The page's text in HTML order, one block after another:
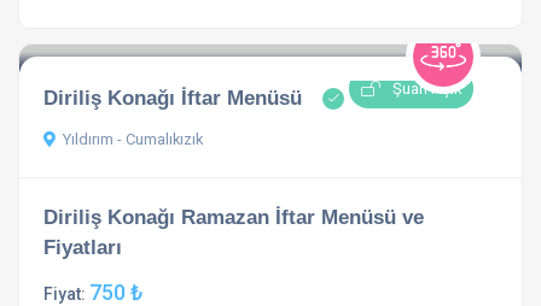
Şuan Açık
Diriliş Konağı İftar Menüsü
Yıldırım - Cumalıkızık
Diriliş Konağı Ramazan İftar Menüsü ve
Fiyatları
Fiyat: 750 ₺